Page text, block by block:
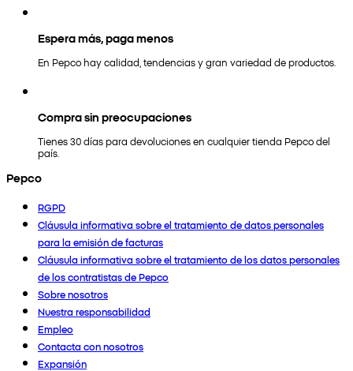
Espera más, paga menos
En Pepco hay calidad, tendencias y gran variedad de productos.
Compra sin preocupaciones
Tienes 30 días para devoluciones en cualquier tienda Pepco del
país.
Pepco
RGPD
Cláusula informativa sobre el tratamiento de datos personales
para la emisión de facturas
Cláusula informativa sobre el tratamiento de los datos personales
de los contratistas de Pepco
Sobre nosotros
Nuestra responsabilidad
Empleo
Contacta con nosotros
Expansión